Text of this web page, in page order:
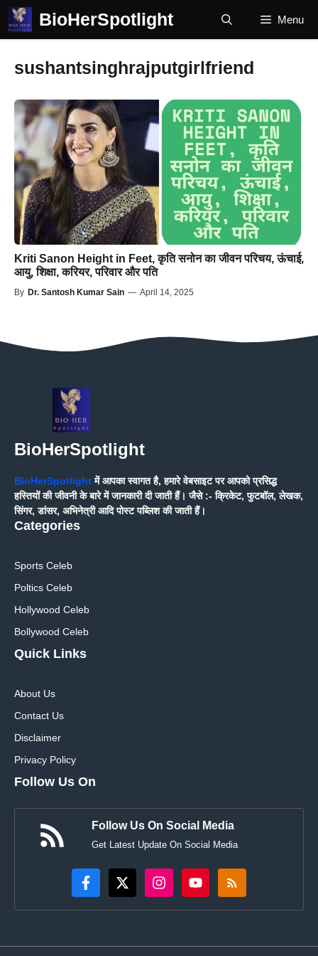
Skip
BioHerSpotlight Menu
sushantsinghrajputgirlfriend
Kriti Sanon Height in Feet, कृति सनोन का जीवन परिचय, ऊंचाई,
आयु, शिक्षा, करियर, परिवार और पति
By Dr. Santosh Kumar Sain — April 14, 2025
BioHerSpotlight
BioHerSpotlightमें आपका स्वागत है, हमारे वेबसाइट पर आपको प्रसिद्ध
हस्तियों की जीवनी के बारे में जानकारी दी जाती हैं। जैसे :- क्रिकेट, फुटबॉल, लेखक,
सिंगर, डांसर, अभिनेत्री आदि पोस्ट पब्लिश की जाती हैं।
Categories
Sports Celeb
Poltics Celeb
Hollywood Celeb
Bollywood Celeb
Quick Links
About Us
Contact Us
Disclaimer
Privacy Policy
Follow Us On
Follow Us On Social Media
Get Latest Update On Social Media